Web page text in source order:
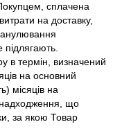
сплачена
на доставку,
в термін, визначений
на основний
місяців на
надходження, що
за якою Товар